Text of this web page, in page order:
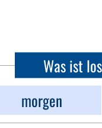
Was ist
morgen